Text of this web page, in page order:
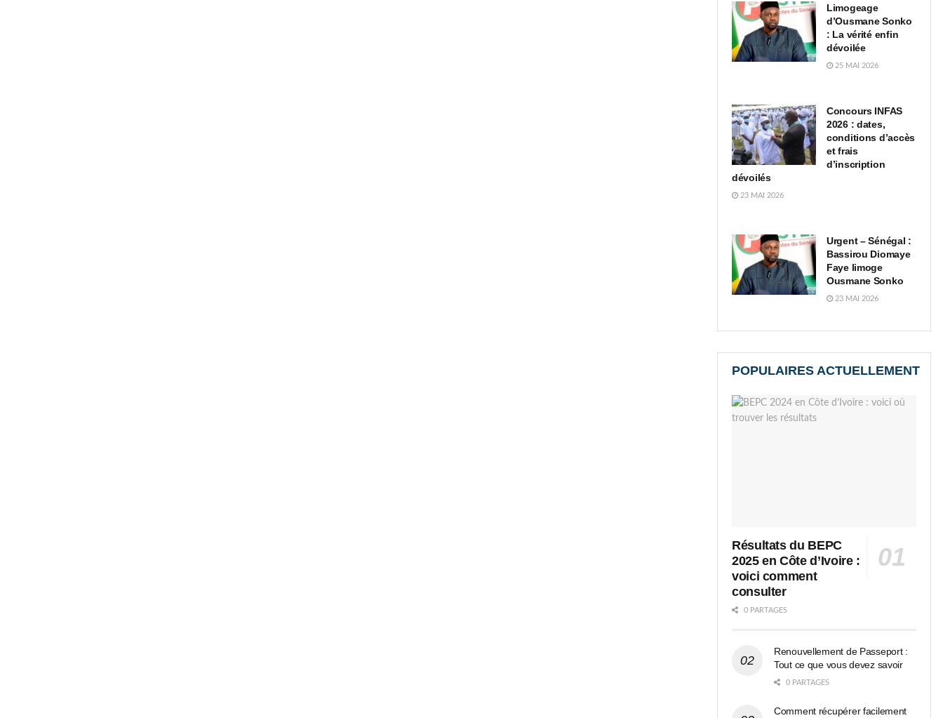
Limogeage
d’Ousmane Sonko
: La vérité enfin
dévoilée
25 MAI 2026
Concours INFAS
2026 : dates,
conditions d’accès
et frais
d’inscription
dévoilés
23 MAI 2026
Urgent – Sénégal :
Bassirou Diomaye
Faye limoge
Ousmane Sonko
23 MAI 2026
POPULAIRES ACTUELLEMENT
Résultats du BEPC
2025 en Côte d’Ivoire :
voici comment
consulter
0 PARTAGES
Renouvellement de Passeport :
Tout ce que vous devez savoir
0 PARTAGES
Comment récupérer facilement